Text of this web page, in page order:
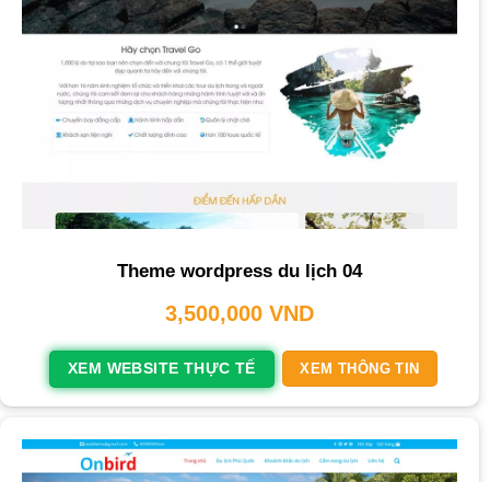
Theme wordpress du lịch 04
3,500,000 VND
XEM WEBSITE THỰC TẾ XEM THÔNG TIN